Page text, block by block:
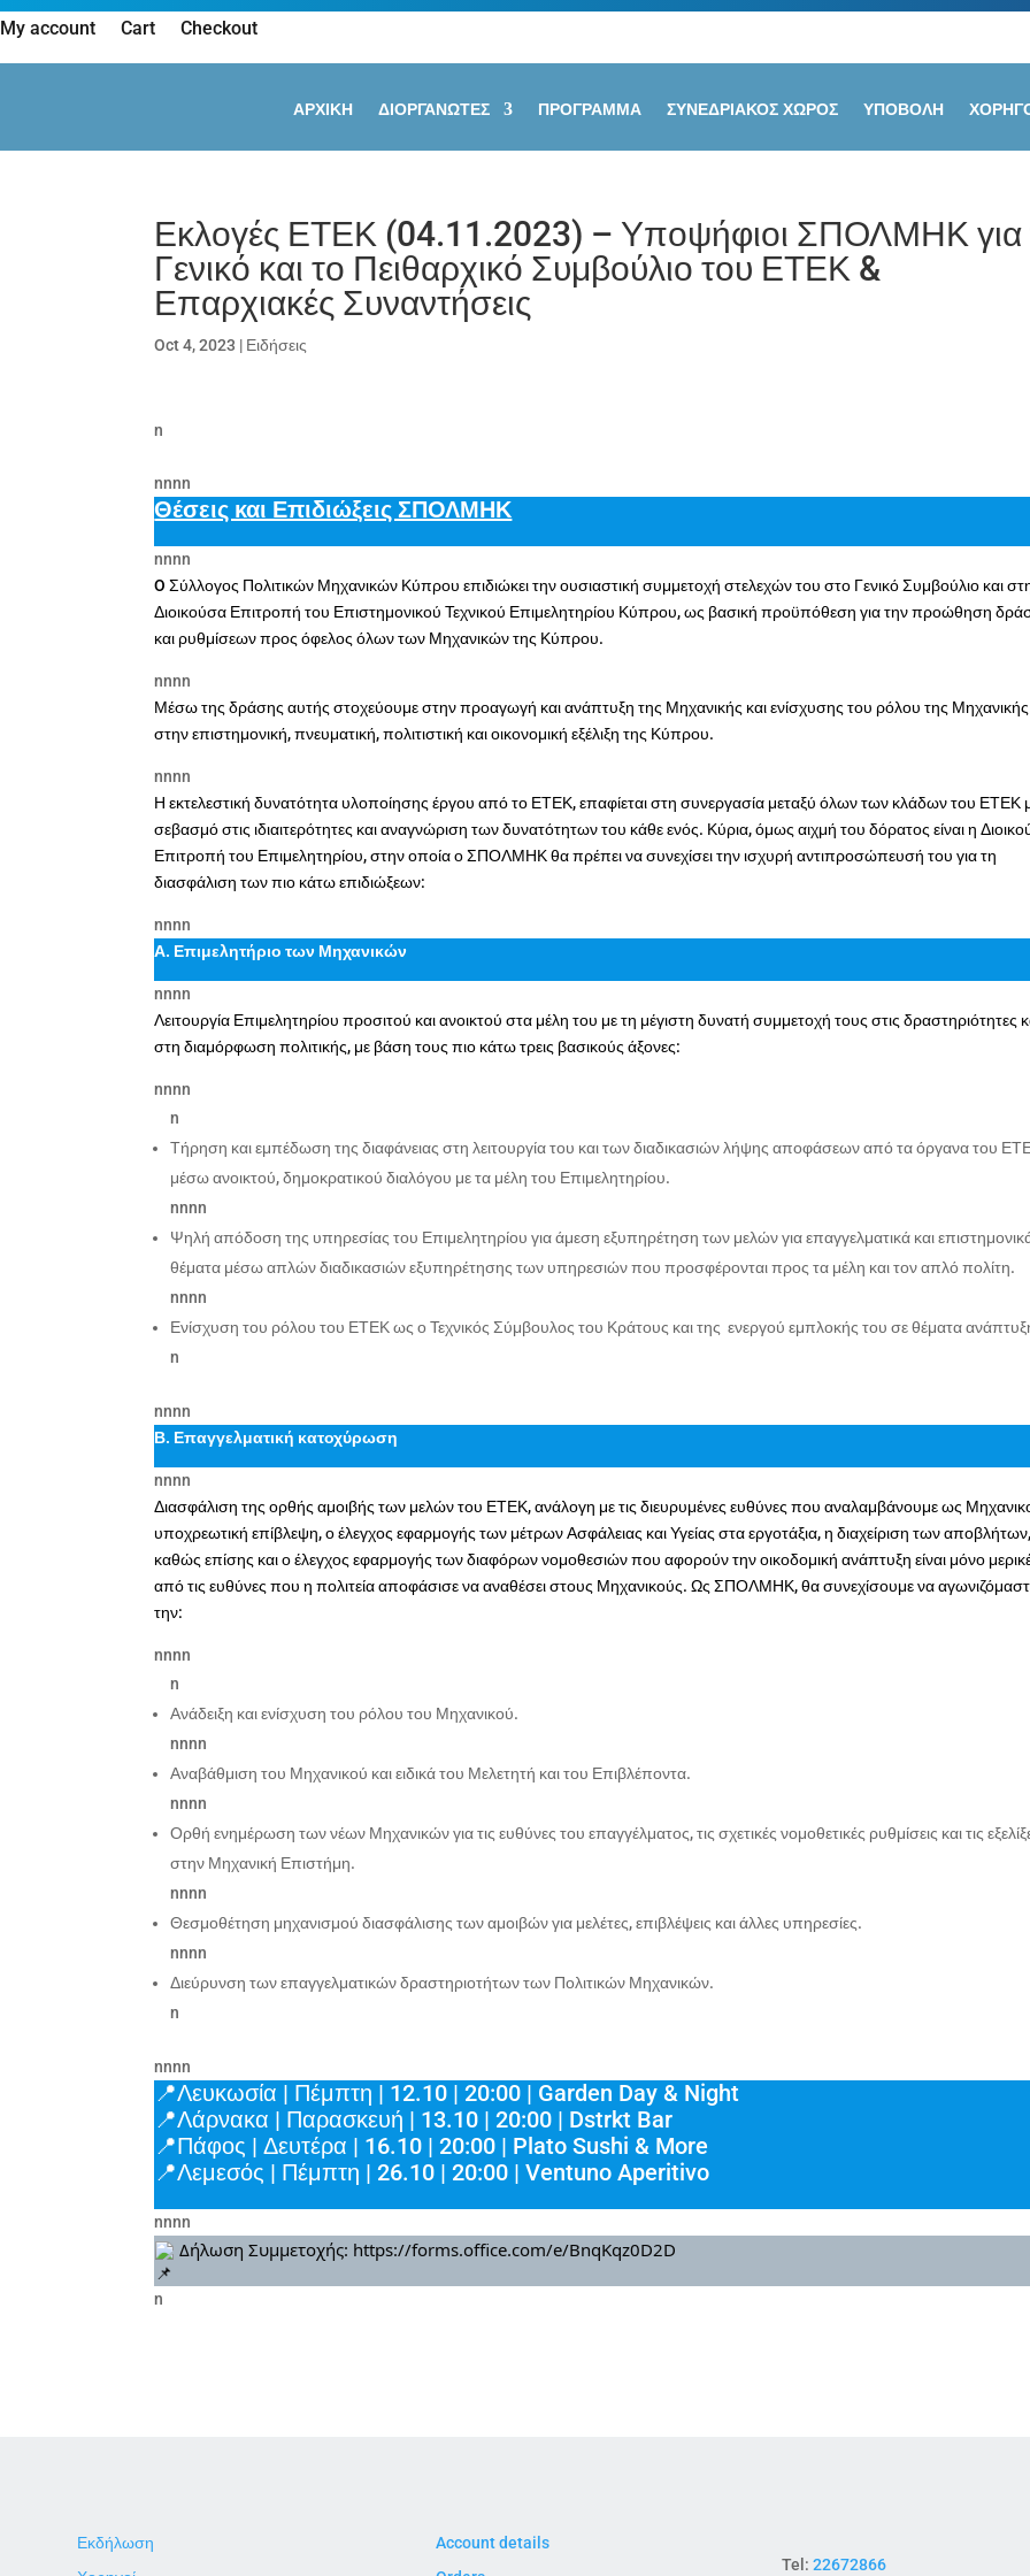
My account Cart Checkout
ΑΡΧΙΚΗ ΔΙΟΡΓΑΝΩΤΕΣ ΠΡΟΓΡΑΜΜΑ ΣΥΝΕΔΡΙΑΚΟΣ ΧΩΡΟΣ ΥΠΟΒΟΛΗ
Εκλογές ΕΤΕΚ (04.11.2023) – Υποψήφιοι ΣΠΟΛΜΗΚ για
Γενικό και το Πειθαρχικό Συμβούλιο του ΕΤΕΚ &
Επαρχιακές Συναντήσεις
Oct 4, 2023 | Ειδήσεις
n
nnnn
Θέσεις και Επιδιώξεις ΣΠΟΛΜΗΚ
nnnn
O Σύλλογος Πολιτικών Μηχανικών Κύπρου επιδιώκει την ουσιαστική συμμετοχή στελεχών του στο Γενικό Συμβούλιο και
Διοικούσα Επιτροπή του Επιστημονικού Τεχνικού Επιμελητηρίου Κύπρου, ως βασική προϋπόθεση για την προώθηση
και ρυθμίσεων προς όφελος όλων των Μηχανικών της Κύπρου.
nnnn
Μέσω της δράσης αυτής στοχεύουμε στην προαγωγή και ανάπτυξη της Μηχανικής και ενίσχυσης του ρόλου της Μηχανικής
στην επιστημονική, πνευματική, πολιτιστική και οικονομική εξέλιξη της Κύπρου.
nnnn
Η εκτελεστική δυνατότητα υλοποίησης έργου από το ΕΤΕΚ, επαφίεται στη συνεργασία μεταξύ όλων των κλάδων του ΕΤΕΚ
σεβασμό στις ιδιαιτερότητες και αναγνώριση των δυνατότητων του κάθε ενός. Κύρια, όμως αιχμή του δόρατος είναι η
Επιτροπή του Επιμελητηρίου, στην οποία ο ΣΠΟΛΜΗΚ θα πρέπει να συνεχίσει την ισχυρή αντιπροσώπευσή του για τη
διασφάλιση των πιο κάτω επιδιώξεων:
nnnn
Α. Επιμελητήριο των Μηχανικών
nnnn
Λειτουργία Επιμελητηρίου προσιτού και ανοικτού στα μέλη του με τη μέγιστη δυνατή συμμετοχή τους στις δραστηριότητες
στη διαμόρφωση πολιτικής, με βάση τους πιο κάτω τρεις βασικούς άξονες:
nnnn
n
Τήρηση και εμπέδωση της διαφάνειας στη λειτουργία του και των διαδικασιών λήψης αποφάσεων από τα όργανα του
μέσω ανοικτού, δημοκρατικού διαλόγου με τα μέλη του Επιμελητηρίου.
nnnn
Ψηλή απόδοση της υπηρεσίας του Επιμελητηρίου για άμεση εξυπηρέτηση των μελών για επαγγελματικά και
θέματα μέσω απλών διαδικασιών εξυπηρέτησης των υπηρεσιών που προσφέρονται προς τα μέλη και τον απλό πολίτη.
nnnn
Ενίσχυση του ρόλου του ΕΤΕΚ ως ο Τεχνικός Σύμβουλος του Κράτους και της ενεργού εμπλοκής του σε θέματα
n
nnnn
Β. Επαγγελματική κατοχύρωση
nnnn
Διασφάλιση της ορθής αμοιβής των μελών του ΕΤΕΚ, ανάλογη με τις διευρυμένες ευθύνες που αναλαμβάνουμε ως
υποχρεωτική επίβλεψη, ο έλεγχος εφαρμογής των μέτρων Ασφάλειας και Υγείας στα εργοτάξια, η διαχείριση των αποβλήτων,
καθώς επίσης και ο έλεγχος εφαρμογής των διαφόρων νομοθεσιών που αφορούν την οικοδομική ανάπτυξη είναι μόνο
από τις ευθύνες που η πολιτεία αποφάσισε να αναθέσει στους Μηχανικούς. Ως ΣΠΟΛΜΗΚ, θα συνεχίσουμε να
την:
nnnn
n
Ανάδειξη και ενίσχυση του ρόλου του Μηχανικού.
nnnn
Αναβάθμιση του Μηχανικού και ειδικά του Μελετητή και του Επιβλέποντα.
nnnn
Ορθή ενημέρωση των νέων Μηχανικών για τις ευθύνες του επαγγέλματος, τις σχετικές νομοθετικές ρυθμίσεις και τις
στην Μηχανική Επιστήμη.
nnnn
Θεσμοθέτηση μηχανισμού διασφάλισης των αμοιβών για μελέτες, επιβλέψεις και άλλες υπηρεσίες.
nnnn
Διεύρυνση των επαγγελματικών δραστηριοτήτων των Πολιτικών Μηχανικών.
n
nnnn
📍Λευκωσία | Πέμπτη | 12.10 | 20:00 | Garden Day & Night
📍Λάρνακα | Παρασκευή | 13.10 | 20:00 | Dstrkt Bar
📍Πάφος | Δευτέρα | 16.10 | 20:00 | Plato Sushi & More
📍Λεμεσός | Πέμπτη | 26.10 | 20:00 | Ventuno Aperitivo
nnnn
Δήλωση Συμμετοχής: https://forms.office.com/e/BnqKqz0D2D
n
Εκδήλωση
Account details
Tel:22672866